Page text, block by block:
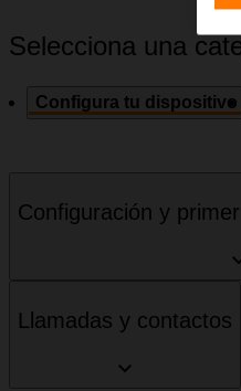
Selecciona una
Configura tu dispositivo
Configuración y
Llamadas y contactos